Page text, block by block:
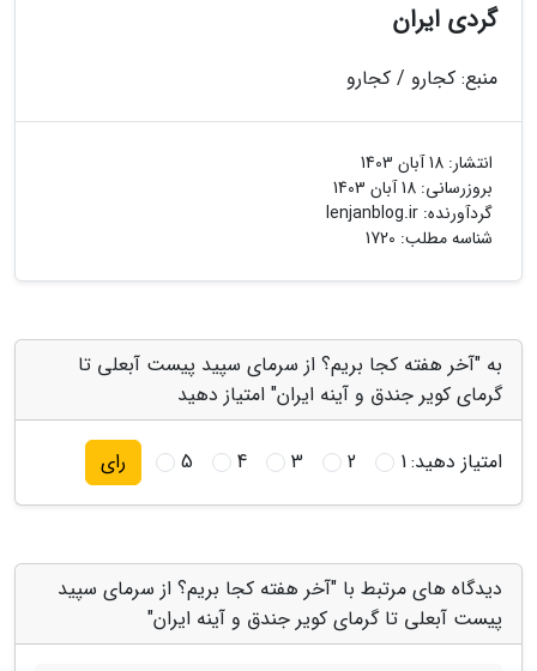
گردی ایران
منبع: کجارو / کجارو
انتشار: 18 آبان 1403
بروزرسانی: 18 آبان 1403
گردآورنده: lenjanblog.ir
شناسه مطلب: 1720
به "آخر هفته کجا بریم؟ از سرمای سپید پیست آبعلی تا
گرمای کویر جندق و آینه ایران" امتیاز دهید
امتیاز دهید:1
2
3
4
5 رای
دیدگاه های مرتبط با "آخر هفته کجا بریم؟ از سرمای سپید
پیست آبعلی تا گرمای کویر جندق و آینه ایران"